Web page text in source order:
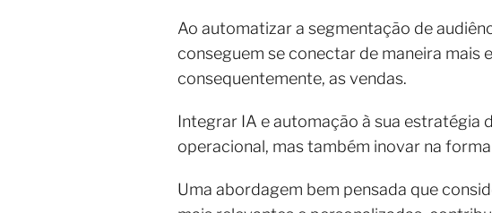
Ao automatizar a segmentação de
conseguem se conectar de maneira mais
consequentemente, as vendas.
Integrar IA e automação à sua estratégia
operacional, mas também inovar na
Uma abordagem bem pensada que